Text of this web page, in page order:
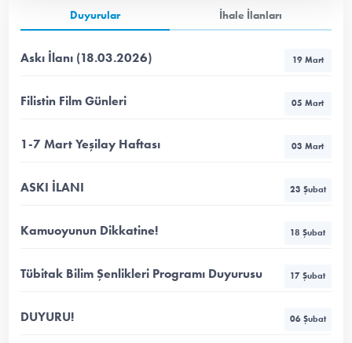
Duyurular İhale İlanları
Askı İlanı (18.03.2026) 19 Mart
Filistin Film Günleri 05 Mart
1-7 Mart Yeşilay Haftası 03 Mart
ASKI İLANI 23 Şubat
Kamuoyunun Dikkatine! 18 Şubat
Tübitak Bilim Şenlikleri Programı Duyurusu 17 Şubat
DUYURU! 06 Şubat